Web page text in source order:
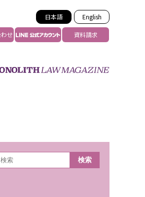
日本語 English
せ 資料請求
YouTube等SNSのM&A
検索